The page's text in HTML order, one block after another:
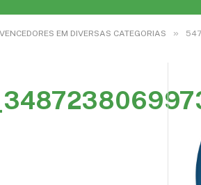
EM DIVERSAS CATEGORIAS »